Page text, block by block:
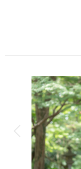
⚫︎衣装：国内外からセレ
このプランで撮影可
相談予約する
来店・オンラ
撮影料
着付け
アルバム
衣装追加
家族と撮影